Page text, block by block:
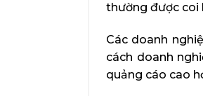
thường được coi
Các doanh
cách doanh
quảng cáo cao